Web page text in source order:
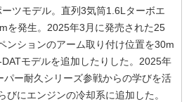
ツモデル。直列3気筒1.6Lターボエ
を発生。2025年3月に発売された25
ンションのアーム取り付け位置を30m
モデルを追加したりした。2025年
ー耐久シリーズ参戦からの学びを活
びにエンジンの冷却系に追加した。